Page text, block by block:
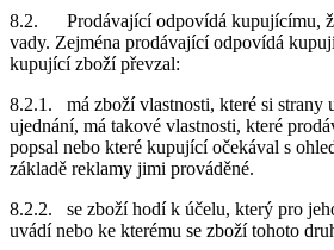
8.2. Prodávající odpovídá kupujícímu,
vady. Zejména prodávající odpovídá
kupující zboží převzal:
8.2.1. má zboží vlastnosti, které si strany
ujednání, má takové vlastnosti, které
popsal nebo které kupující očekával s
základě reklamy jimi prováděné.
8.2.2. se zboží hodí k účelu, který pro
uvádí nebo ke kterému se zboží tohoto